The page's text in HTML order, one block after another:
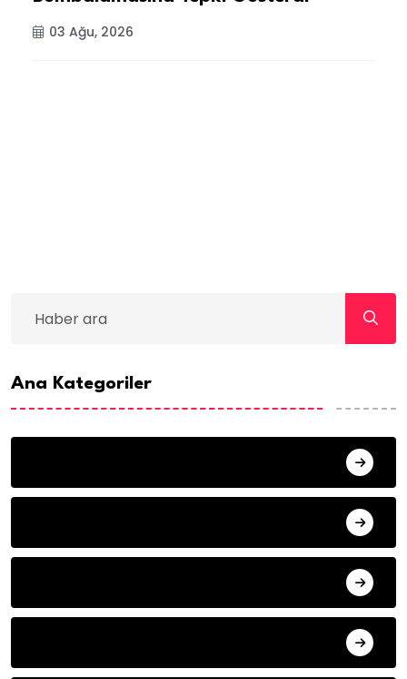
03 Ağu, 2026
Ana Kategoriler